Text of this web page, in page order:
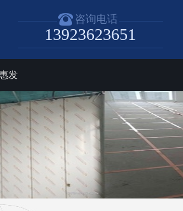
咨询电话
13923623651
发